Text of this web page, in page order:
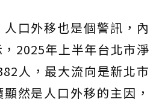
口外移也是個警訊，內
2025年上半年台北市淨
人，最大流向是新北市
然是人口外移的主因，